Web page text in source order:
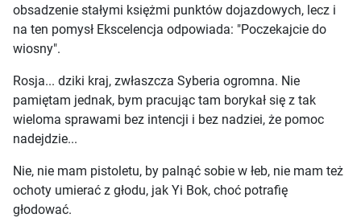
obsadzenie stałymi księżmi punktów dojazdowych, lecz i
na ten pomysł Ekscelencja odpowiada: "Poczekajcie do
wiosny".
Rosja... dziki kraj, zwłaszcza Syberia ogromna. Nie
pamiętam jednak, bym pracując tam borykał się z tak
wieloma sprawami bez intencji i bez nadziei, że pomoc
nadejdzie...
Nie, nie mam pistoletu, by palnąć sobie w łeb, nie mam też
ochoty umierać z głodu, jak Yi Bok, choć potrafię
głodować.